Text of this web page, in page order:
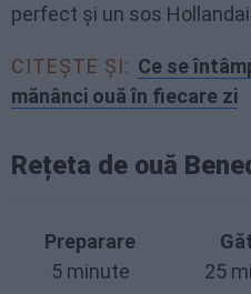
perfect și un sos
CITEȘTE ȘI: Ce se
mănânci ouă în fiecare zi
Rețeta de ouă
Preparare
5 minute
25